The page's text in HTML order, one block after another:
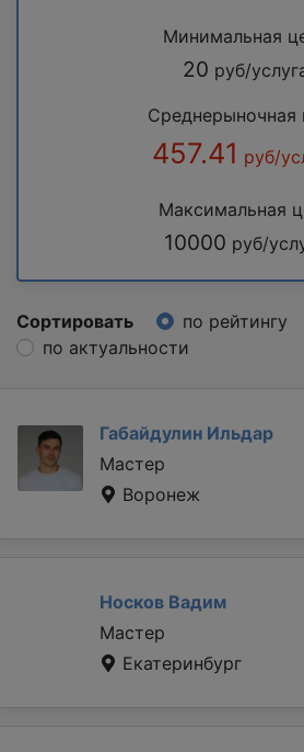
Минимальная
20 руб/
Среднерыночная
457.41 руб/
Максимальная
10000 руб/
Сортировать по рейтингу
по актуальности
Габайдулин Ильдар
Мастер
Воронеж
Носков Вадим
Мастер
Екатеринбург